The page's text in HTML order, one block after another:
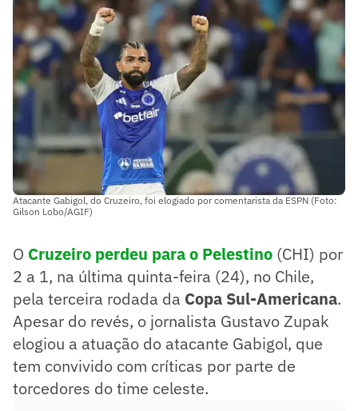
Atacante Gabigol, do Cruzeiro, foi elogiado por comentarista da ESPN (Foto:
Gilson Lobo/AGIF)
O Cruzeiro perdeu para o Pelestino (CHI) por
2 a 1, na última quinta-feira (24), no Chile,
pela terceira rodada da Copa Sul-Americana.
Apesar do revés, o jornalista Gustavo Zupak
elogiou a atuação do atacante Gabigol, que
tem convivido com críticas por parte de
torcedores do time celeste.